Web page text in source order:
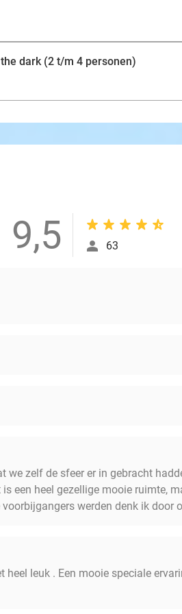
dark (2 t/m 4 personen)
9,5 63
we zelf de sfeer er in gebracht
een heel gezellige mooie ruimte,
werden denk ik door
heel leuk . Een mooie speciale